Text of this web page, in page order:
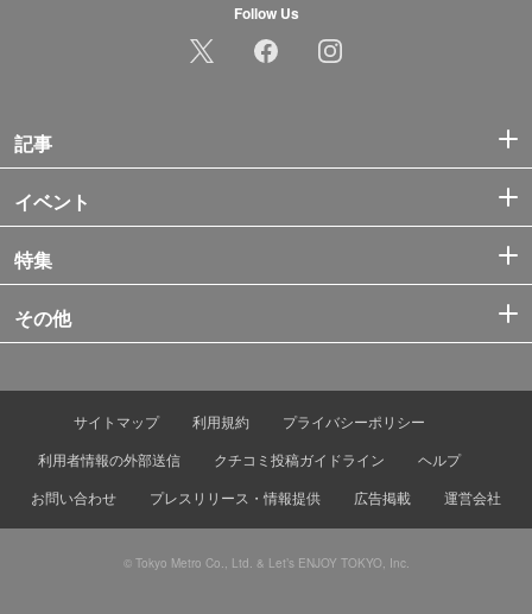
Follow Us
記事
イベント
特集
その他
サイトマップ 利用規約
プライバシーポリシー
利用者情報の外部送信
クチコミ投稿ガイドライン
ヘルプ
お問い合わせ
プレスリリース・情報提供 広告掲載 運営会社
© Tokyo Metro Co., Ltd. & Let’s ENJOY TOKYO, Inc.